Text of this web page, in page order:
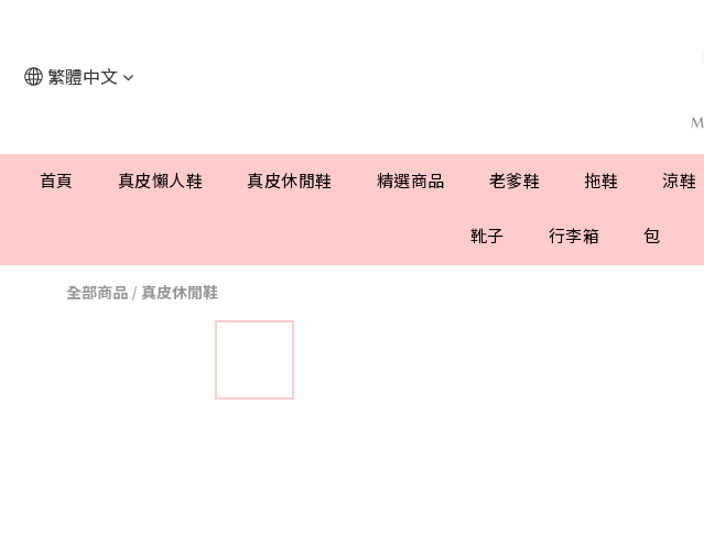
繁體中文
首頁 真皮懶人鞋 真皮休閒鞋 精選商品 老爹鞋 拖鞋 涼鞋
靴子 行李箱 包
全部商品 / 真皮休閒鞋